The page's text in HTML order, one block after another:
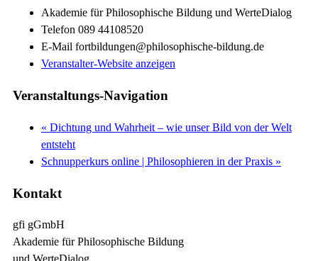
Akademie für Philosophische Bildung und WerteDialog
Telefon 089 44108520
E-Mail fortbildungen@philosophische-bildung.de
Veranstalter-Website anzeigen
Veranstaltungs-Navigation
« Dichtung und Wahrheit – wie unser Bild von der Welt
entsteht
Schnupperkurs online | Philosophieren in der Praxis »
Kontakt
gfi gGmbH
Akademie für Philosophische Bildung